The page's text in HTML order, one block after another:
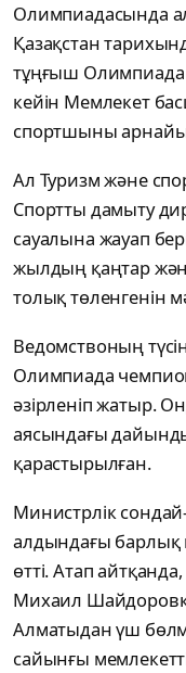
Олимпиадасында
Қазақстан
тұңғыш Олимпиада
кейін Мемлекет
спортшыны арнайы
Ал Туризм және
Спортты дамыту
сауалына жауап
жылдың қаңтар
толық төленгенін
Ведомствоның
Олимпиада
әзірленіп жатыр.
аясындағы
қарастырылған.
Министрлік
алдындағы барлық
өтті. Атап
Михаил
Алматыдан үш
сайынғы